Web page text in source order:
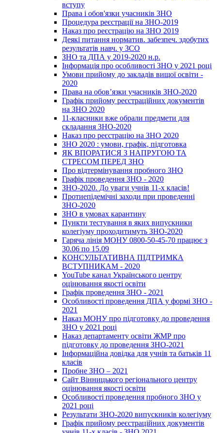
вступу
Права і обов'язки учасників ЗНО
Процедура реєстрації на ЗНО-2019
Наказ про реєстрацію на ЗНО 2019
Деякі питання норматив. забезпеч. здобутих
результатів навч. у ЗСО
ЗНО та ДПА у 2019-2020 н.р.
Інформація про особливості ЗНО у 2021 році
Умови прийому до закладів вищої освіти -
2020
Права на обов’язки учасників ЗНО-2020
Графік прийому реєстраційних документів
на ЗНО 2020
11-класники вже обрали предмети для
складання ЗНО-2020
Наказ про реєстрацію на ЗНО 2020
ЗНО 2020 : умови, графік, підготовка
ЯК ВПОРАТИСЯ З НАПРУГОЮ ТА
СТРЕСОМ ПЕРЕД ЗНО
Про відтермінування пробного ЗНО
Графік проведення ЗНО - 2020
ЗНО-2020. До уваги учнів 11-х класів!
Протиепідемічні заходи при проведенні
ЗНО-2020
ЗНО в умовах карантину
Пункти тестування в яких випускники
колегіуму проходитимуть ЗНО-2020
Гаряча лінія МОНУ 0800-50-45-70 працює з
30.06 по 15.09
КОНСУЛЬТАТИВНА ПІДТРИМКА
ВСТУПНИКАМ - 2020
YouTube канал Українського центру
оцінювання якості освіти
Графік проведення ЗНО - 2021
Особливості проведення ДПА у формі ЗНО -
2021
Наказ МОНУ про підготовку до проведення
ЗНО у 2021 році
Наказ департаменту освіти ЖМР про
підготовку до проведення ЗНО-2021
Інформаційна довідка для учнів та батьків 11
класів
Пробне ЗНО – 2021
Сайт Вінницького регіонального центру
оцінювання якості освіти
Особливості проведення пробного ЗНО у
2021 році
Результати ЗНО-2020 випускників колегіуму
Графік прийому реєстраційних документів